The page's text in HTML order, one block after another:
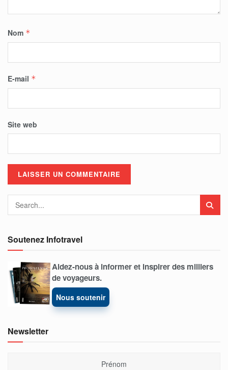
Nom *
E-mail *
Site web
Soutenez Infotravel
Aidez-nous à informer et inspirer des milliers
de voyageurs.
Nous soutenir
Newsletter
Prénom